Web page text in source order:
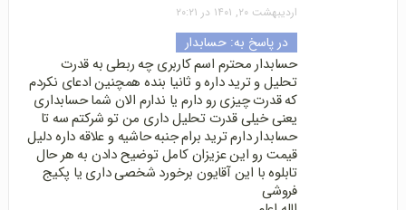
اردیبهشت ۲۰, ۱۴۰۱ در ۲۰:۲۱
در پاسخ به: حسابدار
حسابدار محترم اسم کاربری چه ربطی به قدرت
تحلیل و ترید داره و ثانیا بنده همچنین ادعای نکردم
که قدرت چیزی رو دارم یا ندارم الان شما حسابداری
یعنی خیلی قدرت تحلیل داری من تو شرکتم سه تا
حسابدار دارم ترید برام جنبه حاشیه و علاقه داره دلیل
قیمت رو این عزیزان کامل توضیح دادن به هر حال
تابلوه با این آقایون برخورد شخصی داری یا پکیج
فروشی